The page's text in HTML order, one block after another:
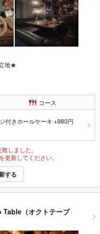
地★
コース
付きホールケーキ +980円
しました。
新してください。
する
Table（オクトテーブ